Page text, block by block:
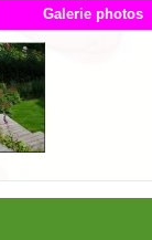
Galerie photos